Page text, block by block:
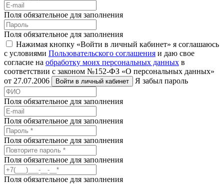
Поля обязательное для заполнения
Поля обязательное для заполнения
Нажимая кнопку «Войти в личный кабинет» я соглашаюсь
с условиями Пользовательского соглашения и даю свое
согласие на обработку моих персональных данных в
соответствии с законом №152-ФЗ «О персональных данных»
от 27.07.2006
Войти в личный кабинет Я забыл пароль
Поля обязательное для заполнения
Поля обязательное для заполнения
Поля обязательное для заполнения
Поля обязательное для заполнения
Поля обязательное для заполнения